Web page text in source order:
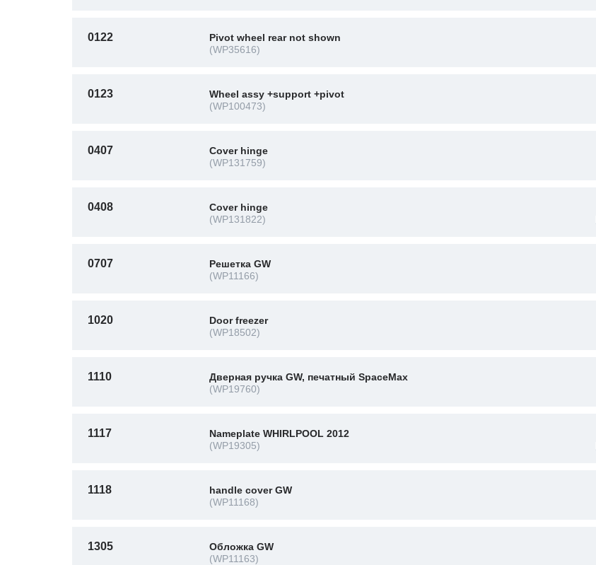
0122
Pivot wheel rear not shown
(WP35616)
0123
Wheel assy +support +pivot
(WP100473)
0407
Cover hinge
(WP131759)
0408
Cover hinge
(WP131822)
0707
Решетка GW
(WP11166)
1020
Door freezer
(WP18502)
1110
Дверная ручка GW, печатный SpaceMax
(WP19760)
1117
Nameplate WHIRLPOOL 2012
(WP19305)
1118
handle cover GW
(WP11168)
1305
Обложка GW
(WP11163)